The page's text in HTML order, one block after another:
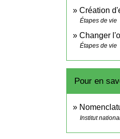
Création
Étapes de vie
Changer
Étapes de vie
Pour en
Institut